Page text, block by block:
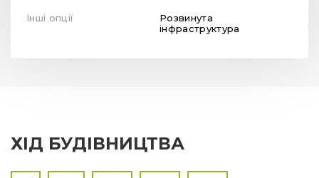
Інші опції
Розвинута
інфраструктура
ХІД БУДІВНИЦТВА